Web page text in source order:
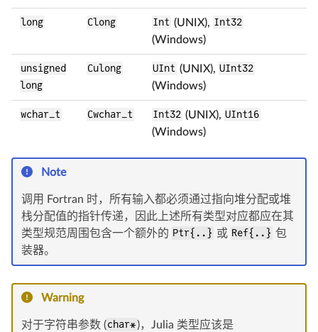
long Clong Int (UNIX), Int32
(Windows)
unsigned
long
Culong UInt (UNIX), UInt32
(Windows)
wchar_t Cwchar_t Int32 (UNIX), UInt16
(Windows)
Note
调用 Fortran 时，所有输入都必须通过指向堆分配或堆
栈分配值的指针传递，因此上述所有类型对应都应在其
类型规范周围包含一个额外的 Ptr{..} 或 Ref{..} 包
装器。
Warning
对于字符串参数 (char*)，Julia 类型应该是